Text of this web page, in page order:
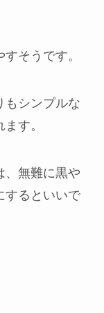
そうです。
もシンプルな
す。
、無難に黒や
するといいで